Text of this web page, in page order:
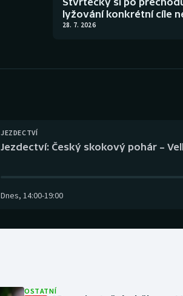
lyžování konkrétní cíle
28. 7. 2026
JEZDECTVÍ
Jezdectví: Český skokový pohár –
Dnes, 14:00-19:00
OSTATNÍ